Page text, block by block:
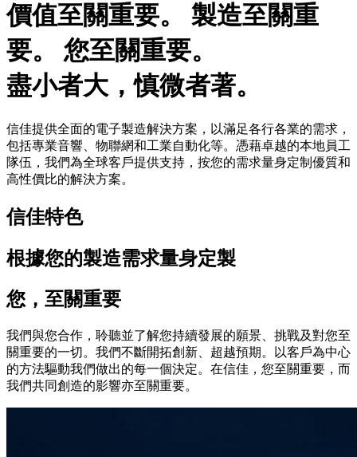
價值至關重要。 製造至關重
要。 您至關重要。
盡小者大，慎微者著。
信佳提供全面的電子製造解決方案，以滿足各行各業的需求，
包括專業音響、物聯網和工業自動化等。憑藉卓越的本地員工
隊伍，我們為全球客戶提供支持，按您的需求量身定制優質和
高性價比的解決方案。
信佳特色
根據您的製造需求量身定製
您，至關重要
我們與您合作，聆聽並了解您持續發展的願景、挑戰及對您至
關重要的一切。我們不斷開拓創新、超越預期。以客戶為中心
的方法驅動我們做出的每一個決定。在信佳，您至關重要，而
我們共同創造的影響亦至關重要。